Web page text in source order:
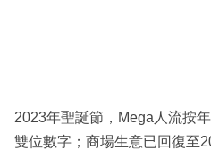
2023年聖誕節，Mega人流按
雙位數字；商場生意已回復至